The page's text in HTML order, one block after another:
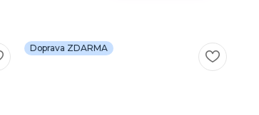
Doprava ZDARMA